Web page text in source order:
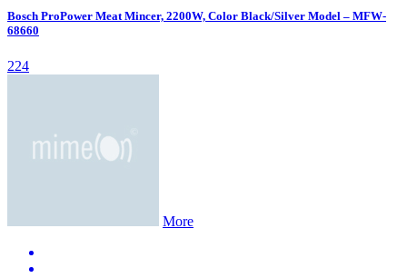
Bosch ProPower Meat Mincer, 2200W, Color Black/Silver Model – MFW-
68660
224
More